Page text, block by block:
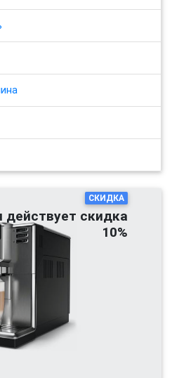
СКИДКА
действует скидка
10%